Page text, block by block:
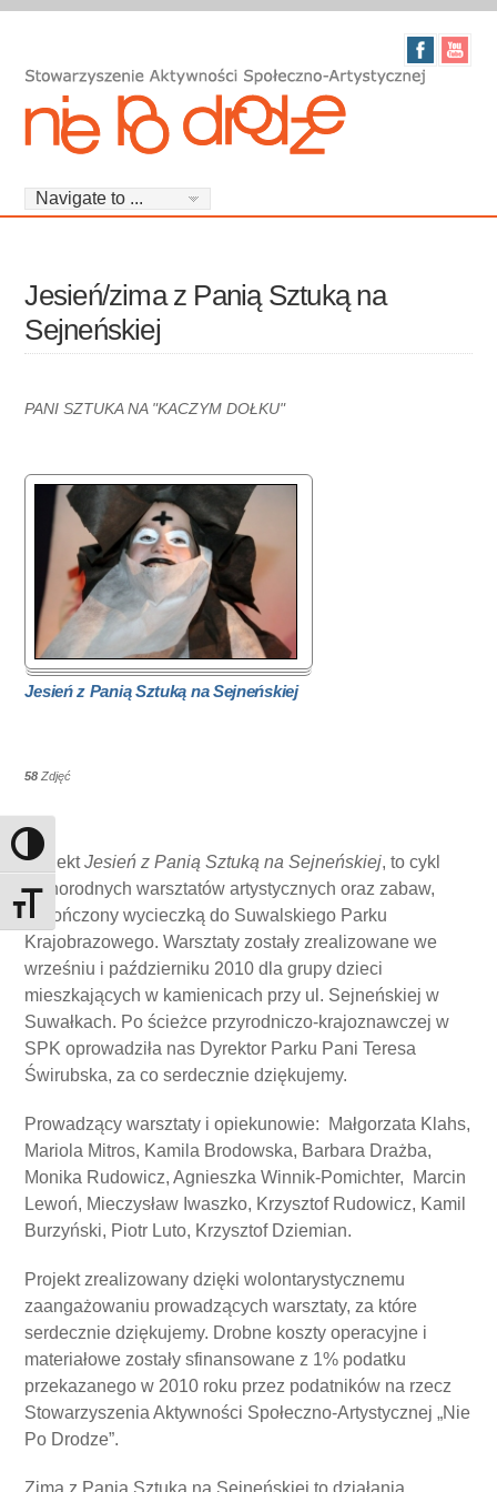
Toggle High Contrast
Toggle Font size
Jesień/zima z Panią Sztuką na
Sejneńskiej
PANI SZTUKA NA "KACZYM DOŁKU"
Jesień z Panią Sztuką na Sejneńskiej
58 Zdjęć
ProjektJesień z Panią Sztuką na Sejneńskiej, to cykl
różnorodnych warsztatów artystycznych oraz zabaw,
zakończony wycieczką do Suwalskiego Parku
Krajobrazowego. Warsztaty zostały zrealizowane we
wrześniu i październiku 2010 dla grupy dzieci
mieszkających w kamienicach przy ul. Sejneńskiej w
Suwałkach. Po ścieżce przyrodniczo-krajoznawczej w
SPK oprowadziła nas Dyrektor Parku Pani Teresa
Świrubska, za co serdecznie dziękujemy.
Prowadzący warsztaty i opiekunowie: Małgorzata Klahs,
Mariola Mitros, Kamila Brodowska, Barbara Drażba,
Monika Rudowicz, Agnieszka Winnik-Pomichter, Marcin
Lewoń, Mieczysław Iwaszko, Krzysztof Rudowicz, Kamil
Burzyński, Piotr Luto, Krzysztof Dziemian.
Projekt zrealizowany dzięki wolontarystycznemu
zaangażowaniu prowadzących warsztaty, za które
serdecznie dziękujemy. Drobne koszty operacyjne i
materiałowe zostały sfinansowane z 1% podatku
przekazanego w 2010 roku przez podatników na rzecz
Stowarzyszenia Aktywności Społeczno-Artystycznej „Nie
Po Drodze”.